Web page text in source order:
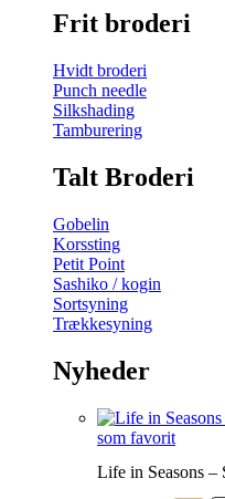
Frit broderi
Hvidt broderi
Punch needle
Silkshading
Tamburering
Talt Broderi
Gobelin
Korssting
Petit Point
Sashiko / kogin
Sortsyning
Trækkesyning
Nyheder
som favorit
Life in Seasons